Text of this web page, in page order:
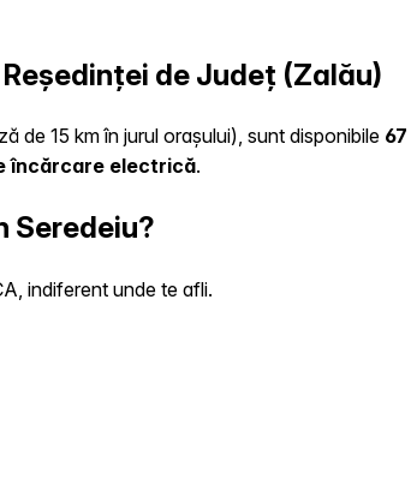
de Județ (Zalău)
de 15 km în jurul orașului), sunt disponibile
încărcare electrică.
Seredeiu?
indiferent unde te afli.